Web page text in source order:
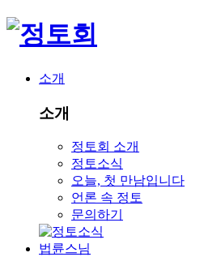
소개
소개
정토회 소개
정토소식
오늘, 첫 만남입니다
언론 속 정토
문의하기
법륜스님